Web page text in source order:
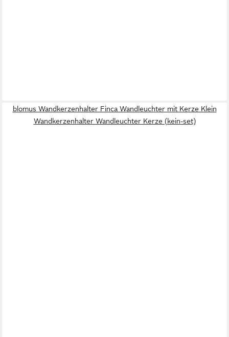
blomus Wandkerzenhalter Finca Wandleuchter mit Kerze Klein
Wandkerzenhalter Wandleuchter Kerze (kein-set)